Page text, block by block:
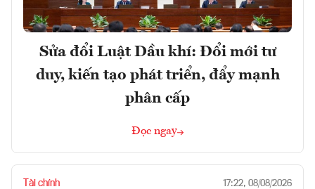
Sửa đổi Luật Dầu khí: Đổi mới tư
duy, kiến tạo phát triển, đẩy mạnh
phân cấp
Đọc ngay
Tài chính 17:22, 08/08/2026